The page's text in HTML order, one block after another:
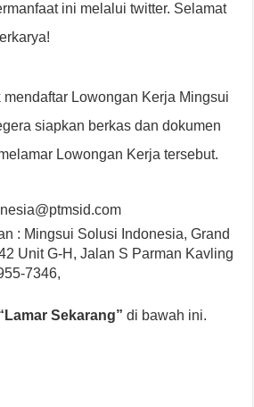
ini melalui twitter. Selamat
Lowongan Kerja Mingsui
siapkan berkas dan dokumen
Lowongan Kerja tersebut.
: Mingsui Solusi Indonesia, Grand
Unit G-H, Jalan S Parman Kavling
7346,
Sekarang” di bawah ini.